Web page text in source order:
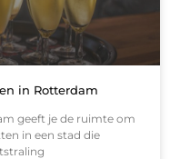
in Rotterdam
geeft je de ruimte om
in een stad die